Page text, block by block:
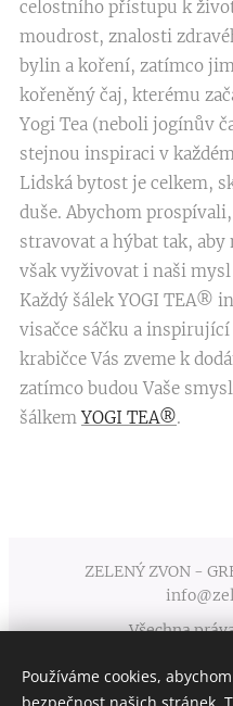
celostního přístupu k
moudrost, znalosti
bylin a koření, zatímco
kořeněný čaj, kterému
Yogi Tea (neboli jogínův
stejnou inspiraci v
Lidská bytost je celkem,
duše. Abychom
stravovat a hýbat tak,
však vyživovat i naši
Každý šálek YOGI TEA®
visačce sáčku a
krabičce Vás zveme k
zatímco budou Vaše
šálkemYOGI TEA®.
ZELENÝ ZVON -
Všechna
Obchodní
Používáme cookies,